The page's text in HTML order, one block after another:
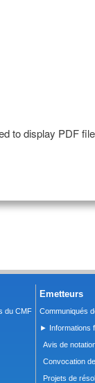
to display PDF
du CMF
Emetteurs
Communiqués
► Informations
Avis de
Convocation
Projets de